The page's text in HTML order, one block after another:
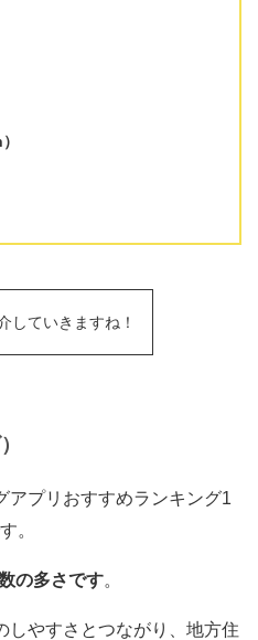
していきますね！
アプリおすすめランキング1
。
の多さです。
しやすさとつながり、地方住